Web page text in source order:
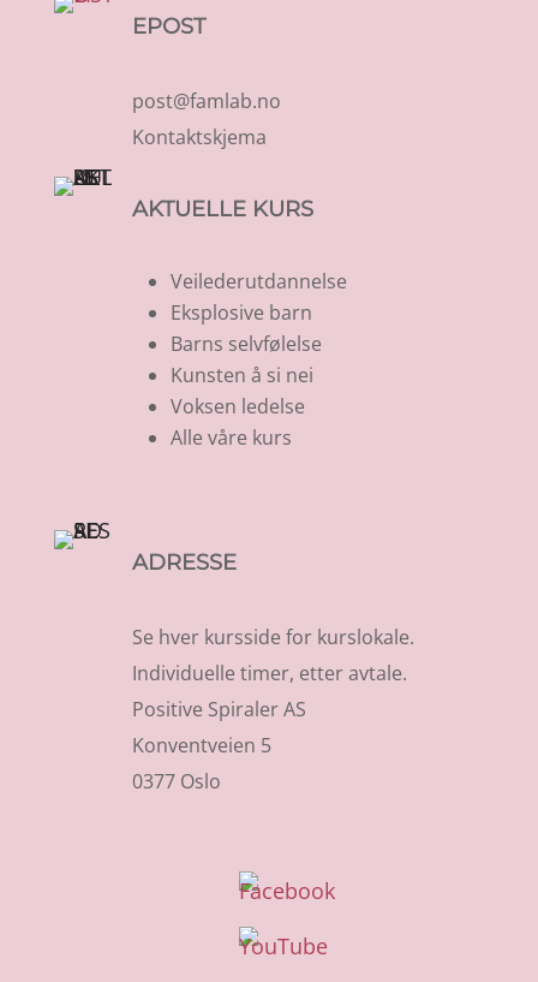
EPOST
post@famlab.no
Kontaktskjema
AKTUELLE KURS
Veilederutdannelse
Eksplosive barn
Barns selvfølelse
Kunsten å si nei
Voksen ledelse
Alle våre kurs
ADRESSE
Se hver kursside for kurslokale.
Individuelle timer, etter avtale.
Positive Spiraler AS
Konventveien 5
0377 Oslo